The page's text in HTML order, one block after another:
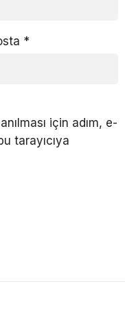
*
için adım, e-
tarayıcıya